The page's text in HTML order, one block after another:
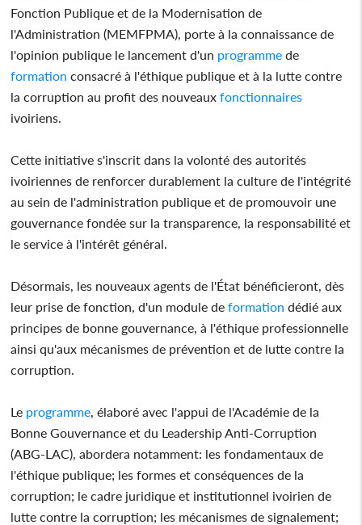
Fonction Publique et de la Modernisation de
l'Administration (MEMFPMA), porte à la connaissance de
l'opinion publique le lancement d'un programme de
formation consacré à l'éthique publique et à la lutte contre
la corruption au profit des nouveauxfonctionnaires
ivoiriens.
Cette initiative s'inscrit dans la volonté des autorités
ivoiriennes de renforcer durablement la culture de l'intégrité
au sein de l'administration publique et de promouvoir une
gouvernance fondée sur la transparence, la responsabilité et
le service à l'intérêt général.
Désormais, les nouveaux agents de l'État bénéficieront, dès
leur prise de fonction, d'un module deformation dédié aux
principes de bonne gouvernance, à l'éthique professionnelle
ainsi qu'aux mécanismes de prévention et de lutte contre la
corruption.
Le programme , élaboré avec l'appui de l'Académie de la
Bonne Gouvernance et du Leadership Anti-Corruption
(ABG-LAC), abordera notamment: les fondamentaux de
l'éthique publique; les formes et conséquences de la
corruption; le cadre juridique et institutionnel ivoirien de
lutte contre la corruption; les mécanismes de signalement;